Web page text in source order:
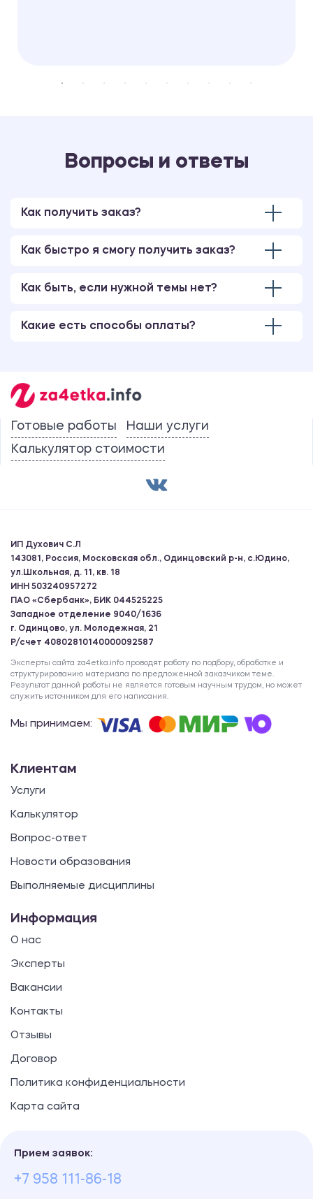
Вопросы и ответы
Как получить заказ?
Как быстро я смогу получить заказ?
Как быть, если нужной темы нет?
Какие есть способы оплаты?
Готовые работы
Наши услуги
Калькулятор стоимости
ИП Духович С.Л
143081, Россия, Московская обл., Одинцовский р-н, с.Юдино,
ул.Школьная, д. 11, кв. 18
ИНН 503240957272
ПАО «Сбербанк», БИК 044525225
Западное отделение 9040/1636
г. Одинцово, ул. Молодежная, 21
Р/счет 40802810140000092587
Эксперты сайта za4etka.info проводят работу по подбору, обработке и
структурированию материала по предложенной заказчиком теме.
Результат данной работы не является готовым научным трудом, но может
служить источником для его написания.
Мы принимаем:
Клиентам
Услуги
Калькулятор
Вопрос-ответ
Новости образования
Выполняемые дисциплины
Информация
О нас
Эксперты
Вакансии
Контакты
Отзывы
Договор
Политика конфиденциальности
Карта сайта
Прием заявок:
+7 958 111-86-18